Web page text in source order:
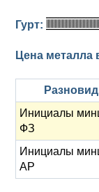
Для Речи
Гурт:
Цена металла
Инициалы
ФЗ
Инициалы
АР